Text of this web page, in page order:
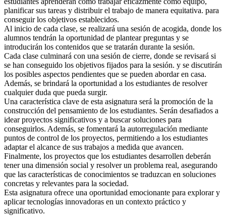
planificar sus tareas y distribuir el trabajo de manera equitativa. para
conseguir los objetivos establecidos.
Al inicio de cada clase, se realizará una sesión de acogida, donde los
alumnos tendrán la oportunidad de plantear preguntas y se
introducirán los contenidos que se tratarán durante la sesión.
Cada clase culminará con una sesión de cierre, donde se revisará si
se han conseguido los objetivos fijados para la sesión. y se discutirán
los posibles aspectos pendientes que se pueden abordar en casa.
Además, se brindará la oportunidad a los estudiantes de resolver
cualquier duda que pueda surgir.
Una característica clave de esta asignatura será la promoción de la
construcción del pensamiento de los estudiantes. Serán desafiados a
idear proyectos significativos y a buscar soluciones para
conseguirlos. Además, se fomentará la autorregulación mediante
puntos de control de los proyectos, permitiendo a los estudiantes
adaptar el alcance de sus trabajos a medida que avancen.
Finalmente, los proyectos que los estudiantes desarrollen deberán
tener una dimensión social y resolver un problema real, asegurando
que las características de conocimientos se traduzcan en soluciones
concretas y relevantes para la sociedad.
Esta asignatura ofrece una oportunidad emocionante para explorar y
aplicar tecnologías innovadoras en un contexto práctico y
significativo.